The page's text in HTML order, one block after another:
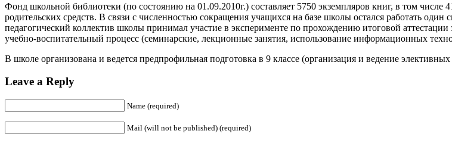
Фонд школьной библиотеки (по состоянию на 01.09.2010г.) составляет 5750 экземпляров книг, в том
родительских средств. В связи с численностью сокращения учащихся на базе школы остался работать
педагогический коллектив школы принимал участие в эксперименте по прохождению итоговой
учебно-воспитательный процесс (семинарские, лекционные занятия, использование информационных
В школе организована и ведется предпрофильная подготовка в 9 классе (организация и ведение элективных
Leave a Reply
Name (required)
Mail (will not be published) (required)